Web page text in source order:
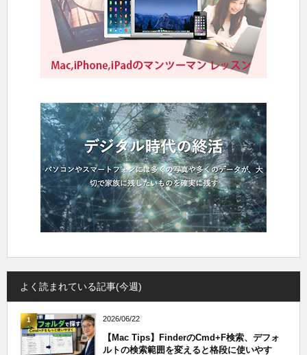
よく読まれている記事(今週)
1 2026/06/22
【Mac Tips】FinderのCmd+F検索、デフォ
ルトの検索範囲を変えると格段に使いやす